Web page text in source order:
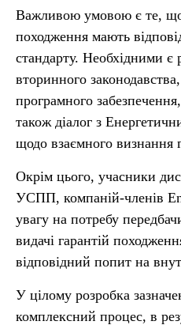
Важливою умовою є те, що
походження мають
стандарту. Необхідними є
вторинного
програмного
також діалог з
щодо взаємного визнання
Окрім цього, учасники
УСПП, компаній-членів
увагу на потребу
видачі гарантій
відповідний попит на
У цілому розробка
комплексний процес, в